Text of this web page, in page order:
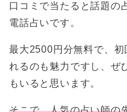
口コミで当たると話題の
電話占いです。
最大2500円分無料で、
れるのも魅力ですし、ぜ
もいると思います。
そこで、人気の占い師の